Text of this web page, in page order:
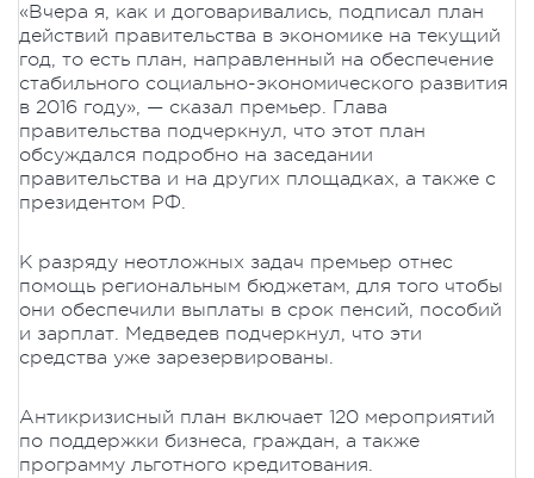
«Вчера я, как и договаривались, подписал план
действий правительства в экономике на текущий
год, то есть план, направленный на обеспечение
стабильного социально-экономического развития
в 2016 году», — сказал премьер. Глава
правительства подчеркнул, что этот план
обсуждался подробно на заседании
правительства и на других площадках, а также с
президентом РФ.
К разряду неотложных задач премьер отнес
помощь региональным бюджетам, для того чтобы
они обеспечили выплаты в срок пенсий, пособий
и зарплат. Медведев подчеркнул, что эти
средства уже зарезервированы.
Антикризисный план включает 120 мероприятий
по поддержки бизнеса, граждан, а также
программу льготного кредитования.